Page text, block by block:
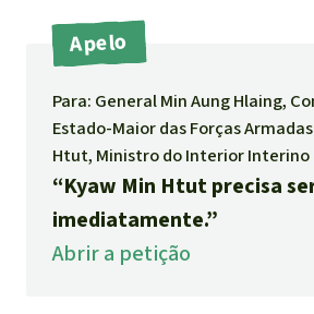
Pecuária
Roubo de
Alumínio
Italiano
Apelo
Para: General Min Aung Hlaing,
Estado-Maior das Forças
Htut, Ministro do Interior Interino
“Kyaw Min Htut precisa
imediatamente.”
Abrir a petição